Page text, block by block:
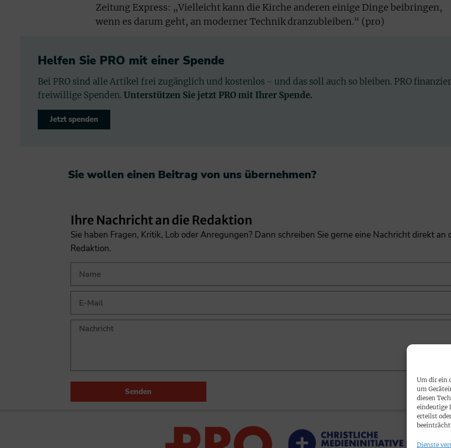
Um dir ein
um
diesen
eindeutige
erteilst
Dienste
Zeitung Express: „Vielleicht kann die Kirche anderen einige Dinge beibringen,
wenn es darum geht, an moderner Technik dranzubleiben.“ (pro)
Helfen Sie PRO mit einer Spende
Bei PRO sind alle Artikel frei zugänglich und kostenlos - und das soll auch so bleiben. PRO
freiwillige Spenden. Unterstützen Sie jetzt PRO mit Ihrer Spende.
Jetzt spenden
Sie wollen einen Beitrag von uns übernehmen?​
Ihre Nachricht an die Redaktion
Sie haben Fragen, Kritik, Lob oder Anregungen? Dann schreiben Sie gerne eine Nachricht direkt an
Redaktion.
Senden